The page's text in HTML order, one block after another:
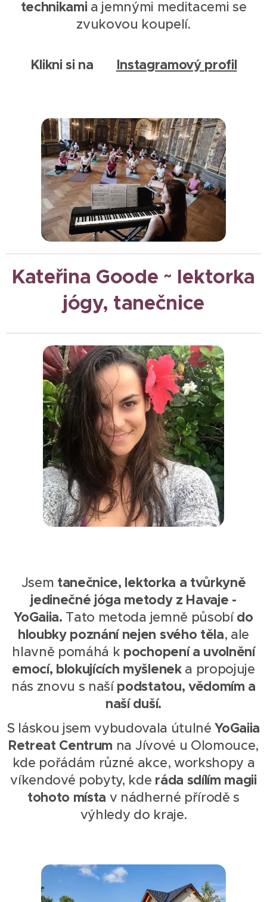
technikami a jemnými meditacemi se
zvukovou koupelí.
Klikni si na Instagramový profil
Kateřina Goode ~ lektorka
jógy, tanečnice
Jsem tanečnice, lektorka a tvůrkyně
jedinečné jóga metody z Havaje -
YoGaiia. Tato metoda jemně působído
hloubky poznání nejen svého těla, ale
hlavně pomáhá k pochopení a uvolnění
emocí, blokujících myšleneka propojuje
nás znovu s našípodstatou, vědomím a
naší duší.
S láskou jsem vybudovala útulnéYoGaiia
Retreat Centrum na Jívové u Olomouce,
kde pořádám různé akce, workshopy a
víkendové pobyty, kde ráda sdílím magii
tohoto místa v nádherné přírodě s
výhledy do kraje.